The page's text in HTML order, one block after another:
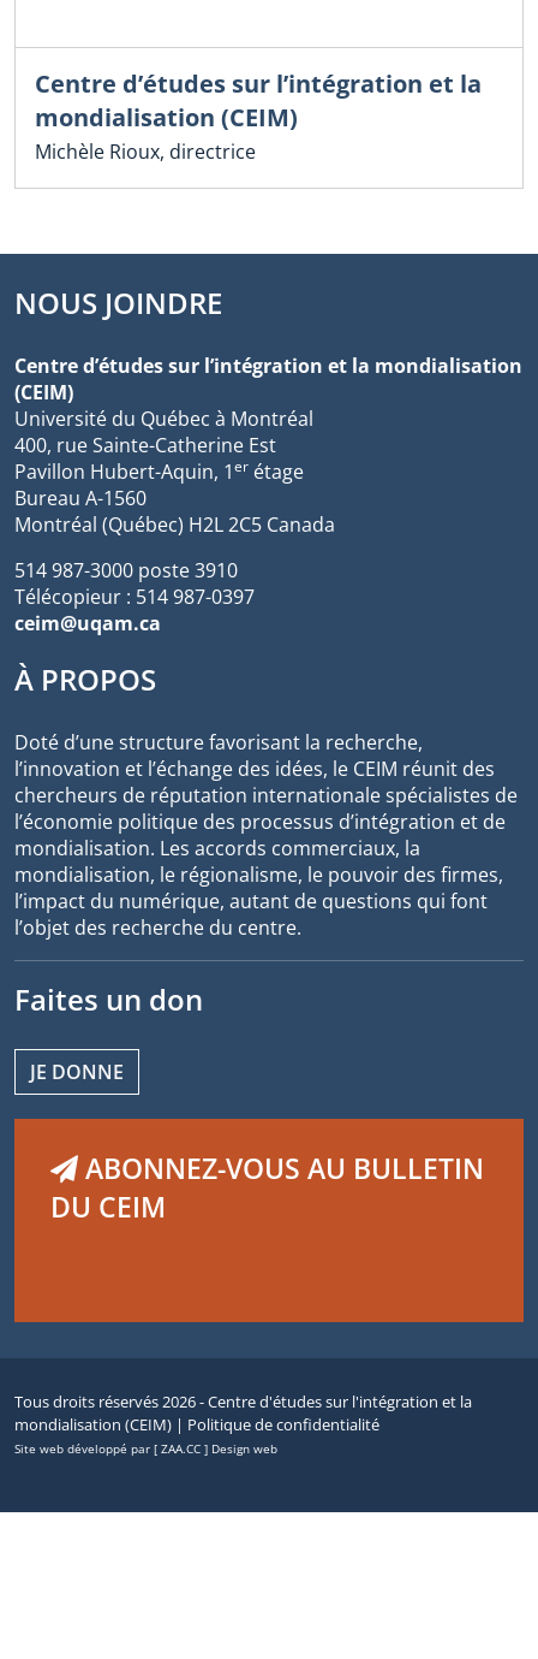
Centre d’études sur l’intégration et la
mondialisation (CEIM)
Michèle Rioux, directrice
NOUS JOINDRE
Centre d’études sur l’intégration et la mondialisation
(CEIM)
Université du Québec à Montréal
400, rue Sainte-Catherine Est
Pavillon Hubert-Aquin, 1er étage
Bureau A-1560
Montréal (Québec) H2L 2C5 Canada
514 987-3000 poste 3910
Télécopieur : 514 987-0397
ceim@uqam.ca
À PROPOS
Doté d’une structure favorisant la recherche,
l’innovation et l’échange des idées, le CEIM réunit des
chercheurs de réputation internationale spécialistes de
l’économie politique des processus d’intégration et de
mondialisation. Les accords commerciaux, la
mondialisation, le régionalisme, le pouvoir des firmes,
l’impact du numérique, autant de questions qui font
l’objet des recherche du centre.
Faites un don
JE DONNE
ABONNEZ-VOUS AU BULLETIN
DU CEIM
Tous droits réservés 2026 - Centre d'études sur l'intégration et la
mondialisation (CEIM) | Politique de confidentialité
Site web développé par [ ZAA.CC ] Design web